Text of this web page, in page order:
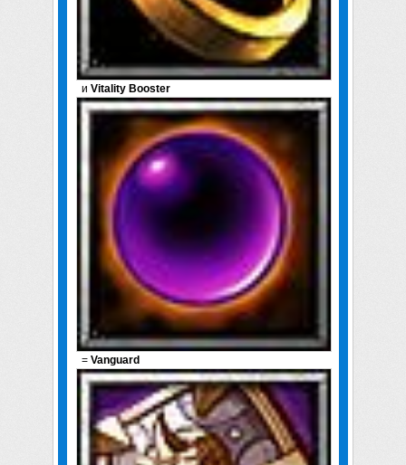
и Vitality Booster
= Vanguard